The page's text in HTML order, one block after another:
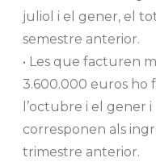
juliol i el gener, el
semestre anterior.
• Les que facturen
3.600.000 euros ho
l’octubre i el gener i
corresponen als
trimestre anterior.